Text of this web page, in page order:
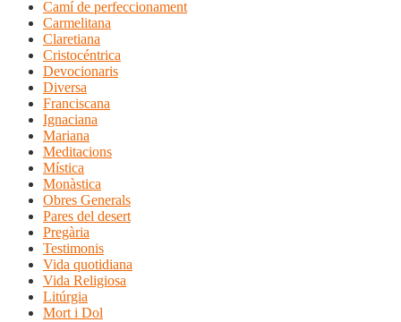
Camí de perfeccionament
Carmelitana
Claretiana
Cristocéntrica
Devocionaris
Diversa
Franciscana
Ignaciana
Mariana
Meditacions
Mística
Monàstica
Obres Generals
Pares del desert
Pregària
Testimonis
Vida quotidiana
Vida Religiosa
Litúrgia
Mort i Dol